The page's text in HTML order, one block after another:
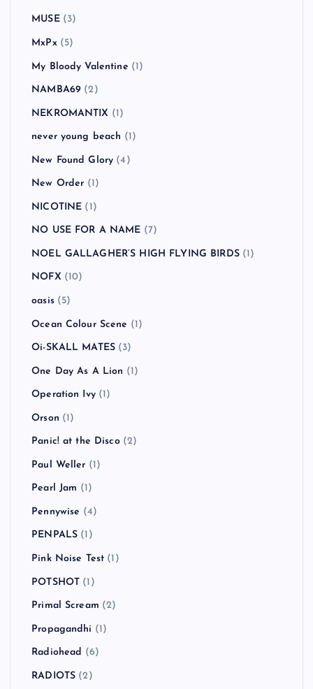
MUSE(3)
MxPx(5)
My Bloody Valentine (1)
NAMBA69 (2)
NEKROMANTIX (1)
never young beach (1)
New Found Glory (4)
New Order (1)
NICOTINE (1)
NO USE FOR A NAME (7)
NOEL GALLAGHER’S HIGH FLYING BIRDS(1)
NOFX (10)
oasis(5)
Ocean Colour Scene (1)
Oi-SKALL MATES (3)
One Day As A Lion (1)
Operation Ivy(1)
Orson (1)
Panic! at the Disco(2)
Paul Weller (1)
Pearl Jam (1)
Pennywise (4)
PENPALS (1)
Pink Noise Test (1)
POTSHOT (1)
Primal Scream (2)
Propagandhi (1)
Radiohead (6)
RADIOTS (2)